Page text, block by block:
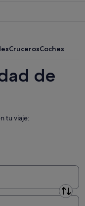
CrucerosCoches
de
tu viaje: